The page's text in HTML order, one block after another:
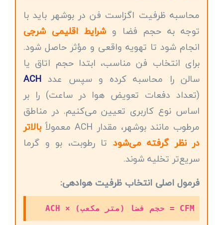
محاسبه ظرفیت اگزاست فن در بوشهر باید با
توجه به حجم فضا وشرایط اقلیمی شرجی
انجام شود تا تهویه واقعی و مؤثر حاصل شود.
برای انتخاب فن مناسب، ابتدا حجم اتاق یا
سالن را محاسبه کرده و سپس عدد ACH
(تعداد دفعات تعویض هوا در ساعت) را بر
اساس نوع کاربری تعیین می‌کنیم. در مناطق
مرطوب مانند بوشهر، مقدار ACH معمولاً
بالاتر
در نظر گرفته می‌شود تا رطوبت، بو و گرما
سریع‌تر تخلیه شوند.
فرمول اصلی انتخاب ظرفیت هوادهی:
CFM = حجم فضا (متر مکعب) × ACH